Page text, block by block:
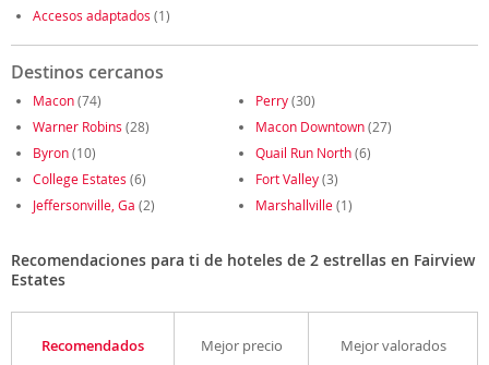
Accesos adaptados (1)
Destinos cercanos
Macon(74) Perry(30)
Warner Robins (28) Macon Downtown(27)
Byron(10) Quail Run North(6)
College Estates (6) Fort Valley(3)
Jeffersonville, Ga (2) Marshallville(1)
Recomendaciones para ti de hoteles de 2 estrellas en Fairview
Estates
Recomendados Mejor precio Mejor valorados